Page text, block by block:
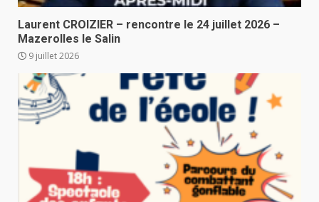
Laurent CROIZIER – rencontre le 24 juillet 2026 –
Mazerolles le Salin
9 juillet 2026